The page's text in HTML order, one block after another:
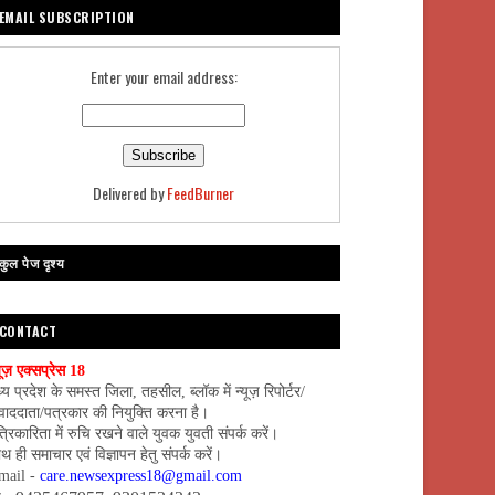
EMAIL SUBSCRIPTION
Enter your email address:
Delivered byFeedBurner
पेज दृश्य
CONTACT
एक्सप्रेस 18
प्रदेश के समस्त जिला, तहसील, ब्लॉक में न्यूज़ रिपोर्टर/
पत्रकार की नियुक्ति करना है।
में रुचि रखने वाले युवक युवती संपर्क करें।
ही समाचार एवं विज्ञापन हेतु संपर्क करें।
- care.newsexpress18@gmail.com